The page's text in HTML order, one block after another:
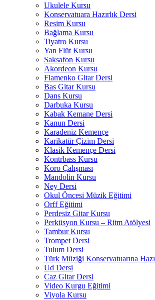
Ukulele Kursu
Konservatuara Hazırlık Dersi
Resim Kursu
Bağlama Kursu
Tiyatro Kursu
Yan Flüt Kursu
Saksafon Kursu
Akordeon Kursu
Flamenko Gitar Dersi
Bas Gitar Kursu
Dans Kursu
Darbuka Kursu
Kabak Kemane Dersi
Kanun Dersi
Karadeniz Kemençe
Karikatür Çizim Dersi
Klasik Kemençe Dersi
Kontrbass Kursu
Koro Çalışması
Mandolin Kursu
Ney Dersi
Okul Öncesi Müzik Eğitimi
Orff Eğitimi
Perdesiz Gitar Kursu
Perküsyon Kursu – Ritm Atölyesi
Tambur Kursu
Trompet Dersi
Tulum Dersi
Türk Müziği Konservatuarına
Ud Dersi
Caz Gitar Dersi
Video Kurgu Eğitimi
Viyola Kursu